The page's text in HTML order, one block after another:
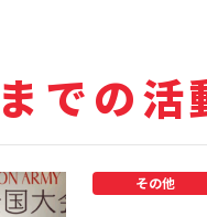
での活
その他